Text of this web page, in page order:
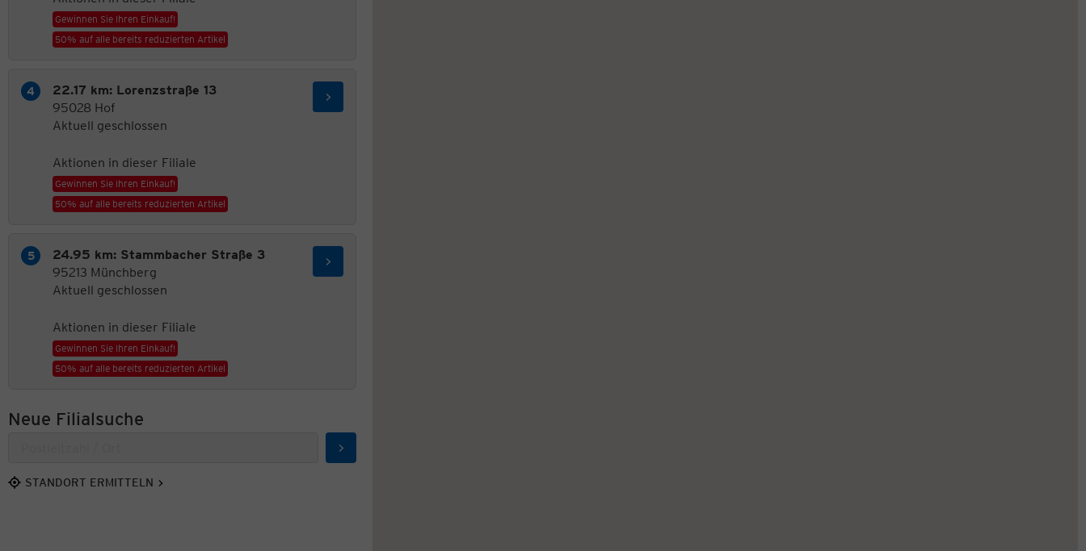
Gewinnen Sie Ihren Einkauf!
50% auf alle bereits reduzierten Artikel
22.17 km: Lorenzstraße 13
95028 Hof
Aktuell geschlossen
Aktionen in dieser Filiale
Gewinnen Sie Ihren Einkauf!
50% auf alle bereits reduzierten Artikel
24.95 km: Stammbacher Straße 3
95213 Münchberg
Aktuell geschlossen
Aktionen in dieser Filiale
Gewinnen Sie Ihren Einkauf!
50% auf alle bereits reduzierten Artikel
Neue Filialsuche
Suchen
STANDORT ERMITTELN